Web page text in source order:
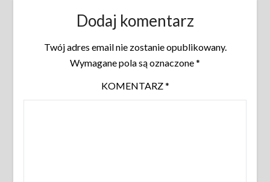
Dodaj komentarz
Twój adres email nie zostanie opublikowany.
Wymagane pola są oznaczone*
KOMENTARZ*